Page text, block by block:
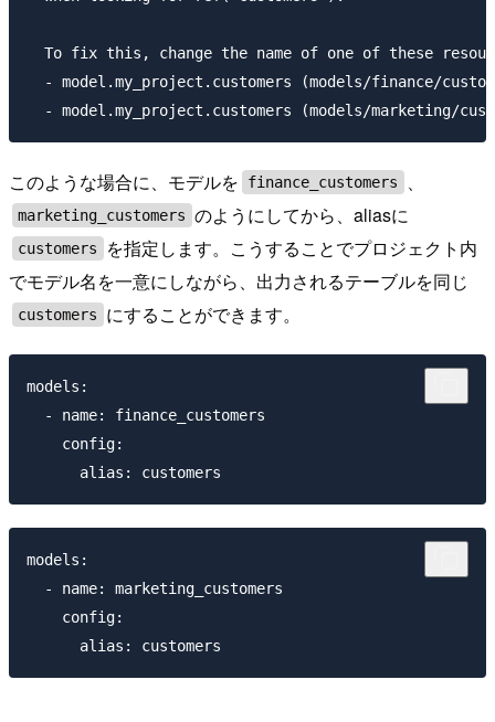
To fix this, change the name of one of these
- model.my_project.customers (models/finance/
このような場合に、モデルを finance_customers 、
marketing_customers のようにしてから、aliasに
customers
を指定します。こうすることでプロジェクト内
でモデル名を一意にしながら、出力されるテーブルを同じ
customers にすることができます。
models:
  - name: finance_customers
    config:
models:
  - name: marketing_customers
    config: